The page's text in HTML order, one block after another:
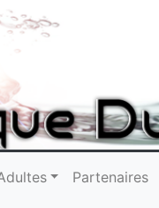
Partenaires